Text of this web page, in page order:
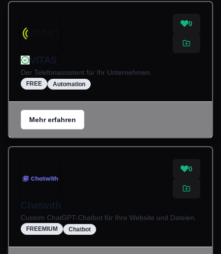
0
VITAS
Der Telefonassistent für Ihr Unternehmen.
FREE Automation
Mehr erfahren
0
Chatwith
Custom ChatGPT-Chatbot für Ihre Website und Dateien.
FREEMIUM Chatbot